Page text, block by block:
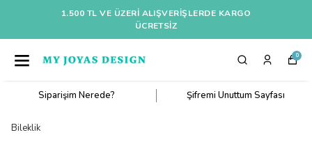
1.500 TL VE ÜZERI ALIŞVERIŞLERDE KARGO
ÜCRETSİZ
0
Siparişim Nerede? Şifremi Unuttum Sayfası
Bileklik